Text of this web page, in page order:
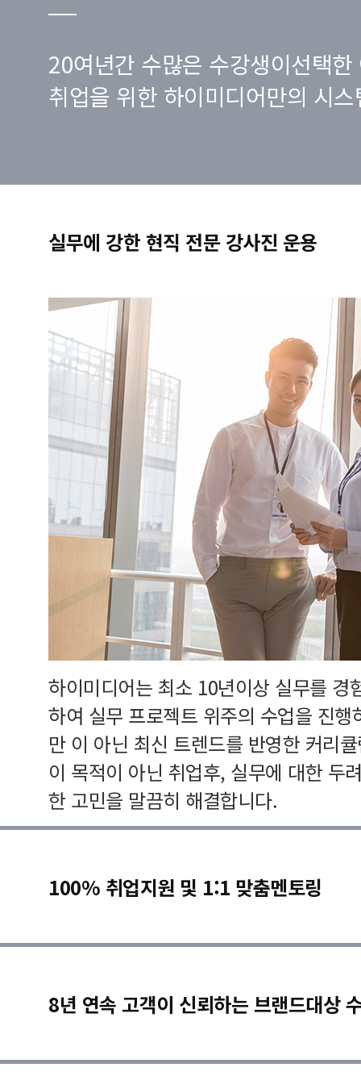
20여년간 수많은 수강생이선택한
취업을 위한 하이미디어만의 시
실무에 강한 현직 전문 강사진 운용
하이미디어는 최소 10년이상 실무를 경
하여 실무 프로젝트 위주의 수업을 진
만 이 아닌 최신 트렌드를 반영한 커리
이 목적이 아닌 취업후, 실무에 대한 두
한 고민을 말끔히 해결합니다.
100% 취업지원 및 1:1 맞춤멘토링
8년 연속 고객이 신뢰하는 브랜드대상